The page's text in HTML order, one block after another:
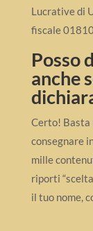
Lucrative di
fiscale
Posso
anche
Certo! Basta
consegnare
mille
riporti
il tuo nome,